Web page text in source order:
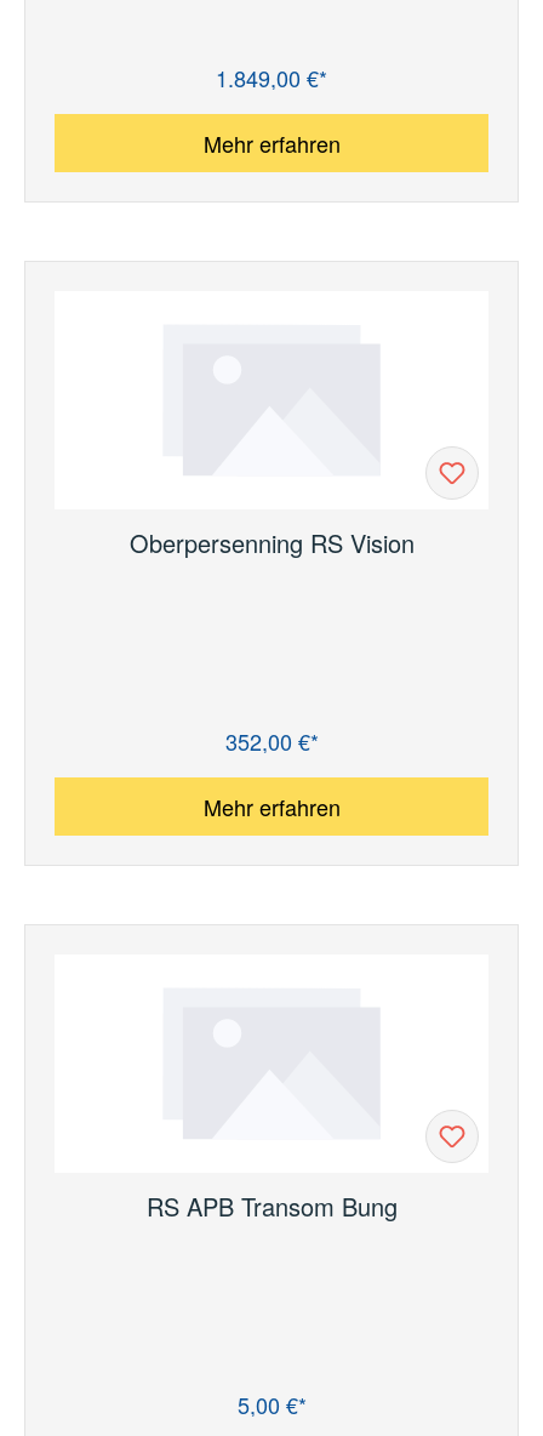
1.849,00 €*
Mehr erfahren
Oberpersenning RS Vision
352,00 €*
Mehr erfahren
RS APB Transom Bung
5,00 €*